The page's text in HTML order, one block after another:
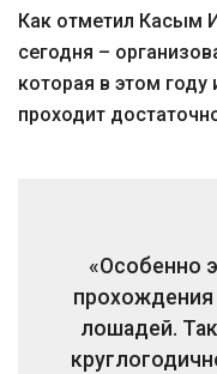
Как отметил Касым
сегодня –
которая в этом году
проходит
«Особенно
лошадей.